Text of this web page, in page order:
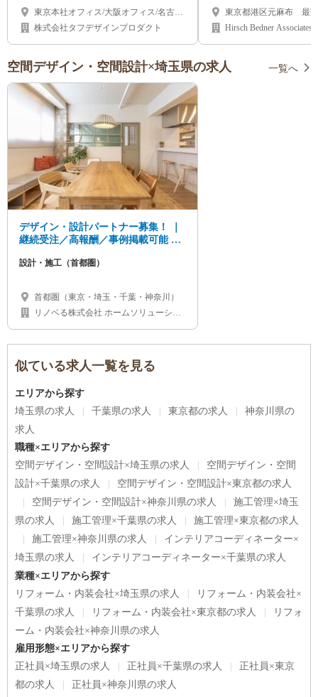
東京本社オフィス/大阪オフィス/名古屋
オフィス/福岡オフィス/金沢オフィス
株式会社タフデザインプロダクト
東京都港区元麻布 最
六本木駅
Hirsch Bedner Associates
空間デザイン・空間設計×埼玉県の求人 一覧へ
デザイン・設計パートナー募集！ ｜
継続受注／高報酬／事例掲載可能 ｜
設計・施工（首都圏）
首都圏（東京・埼玉・千葉・神奈川）
リノベる株式会社 ホームソリューショ
似ている求人一覧を見る
エリアから探す
埼玉県の求人
千葉県の求人 東京都の求人
神奈川県の
求人
職種×エリアから探す
空間デザイン・空間設計×埼玉県の求人
空間デザイン・空間
設計×千葉県の求人
空間デザイン・空間設計×東京都の求人
空間デザイン・空間設計×神奈川県の求人
施工管理×埼玉
県の求人
施工管理×千葉県の求人
施工管理×東京都の求人
施工管理×神奈川県の求人
インテリアコーディネーター×
埼玉県の求人
インテリアコーディネーター×千葉県の求人
業種×エリアから探す
リフォーム・内装会社×埼玉県の求人
リフォーム・内装会社×
千葉県の求人
リフォーム・内装会社×東京都の求人
リフォ
ーム・内装会社×神奈川県の求人
雇用形態×エリアから探す
正社員×埼玉県の求人
正社員×千葉県の求人
正社員×東京
都の求人
正社員×神奈川県の求人